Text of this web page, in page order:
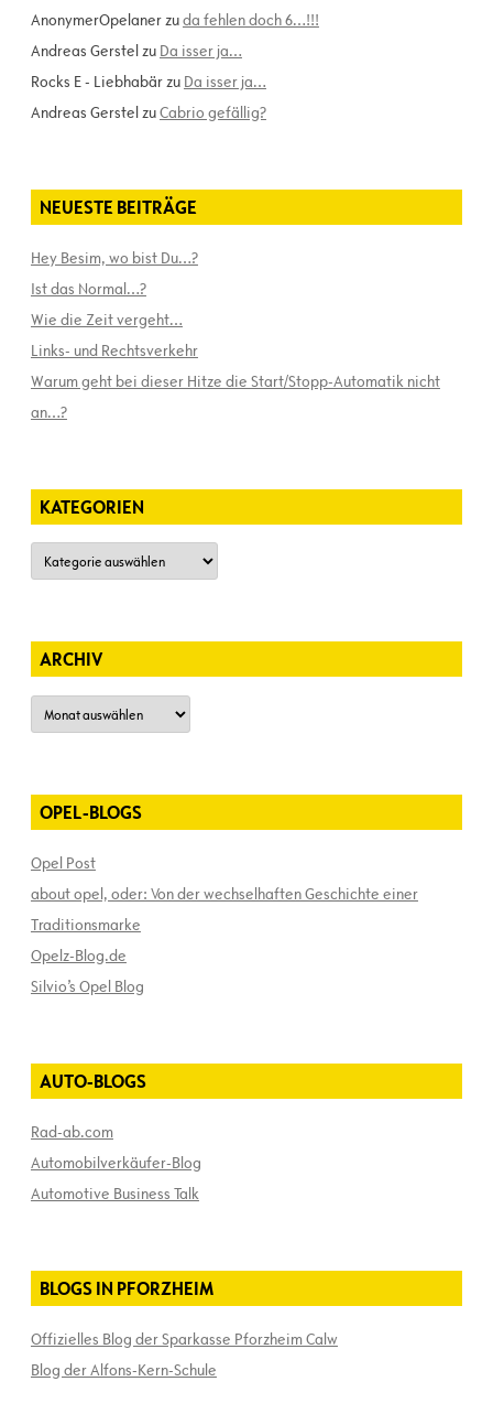
AnonymerOpelanerzuda fehlen doch 6…!!!
Andreas Gerstelzu Da isser ja…
Rocks E - Liebhabärzu Da isser ja…
Andreas GerstelzuCabrio gefällig?
NEUESTE BEITRÄGE
Hey Besim, wo bist Du…?
Ist das Normal…?
Wie die Zeit vergeht…
Links- und Rechtsverkehr
Warum geht bei dieser Hitze die Start/Stopp-Automatik nicht
an…?
KATEGORIEN
Kategorien
ARCHIV
Archiv
OPEL-BLOGS
Opel Post
about opel, oder: Von der wechselhaften Geschichte einer
Traditionsmarke
Opelz-Blog.de
Silvio’s Opel Blog
AUTO-BLOGS
Rad-ab.com
Automobilverkäufer-Blog
Automotive Business Talk
BLOGS IN PFORZHEIM
Offizielles Blog der Sparkasse Pforzheim Calw
Blog der Alfons-Kern-Schule